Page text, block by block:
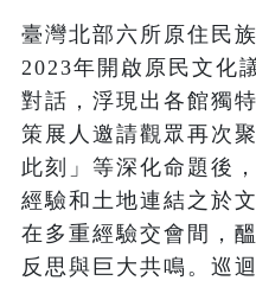
臺灣北部六所原住民
2023年開啟原民文化
對話，浮現出各館獨
策展人邀請觀眾再次
此刻」等深化命題後
經驗和土地連結之於
在多重經驗交會間，
反思與巨大共鳴。巡